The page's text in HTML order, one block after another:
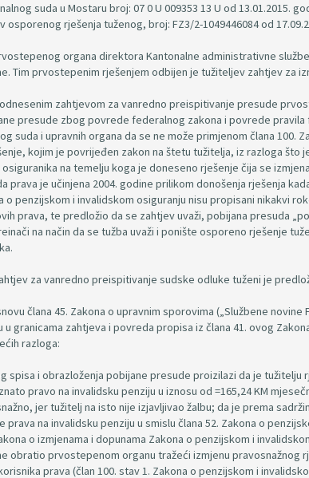
suda u Mostaru broj: 07 0 U 009353 13 U od 13.01.2015.
osporenog rješenja tuženog, broj: FZ3/2-1049446084 od
organa direktora Kantonalne administrativne
Tim prvostepenim rješenjem odbijen je tužiteljev zahtjev za
zahtjevom za vanredno preispitivanje presude
presude zbog povrede federalnog zakona i povrede
suda i upravnih organa da se ne može primjenom člana 100.
kojim je povrijeđen zakon na štetu tužitelja, iz razloga što
na temelju koga je doneseno rješenje čija se
prava je učinjena 2004. godine prilikom donošenja rješenja
o penzijskom i invalidskom osiguranju nisu propisani nikakvi
prava, te predložio da se zahtjev uvaži, pobijana presuda
na način da se tužba uvaži i ponište osporeno rješenje
za vanredno preispitivanje sudske odluke tuženi je
člana 45. Zakona o upravnim sporovima („Službene
u granicama zahtjeva i povreda propisa iz člana 41. ovog
razloga:
spisa i obrazloženja pobijane presude proizilazi da je tužitelju
pravo na invalidsku penziju u iznosu od =165,24 KM
jer tužitelj na isto nije izjavljivao žalbu; da je prema
prava na invalidsku penziju u smislu člana 52. Zakona o
o izmjenama i dopunama Zakona o penzijskom i
obratio prvostepenom organu tražeći izmjenu pravosnažnog
prava (član 100. stav 1. Zakona o penzijskom i